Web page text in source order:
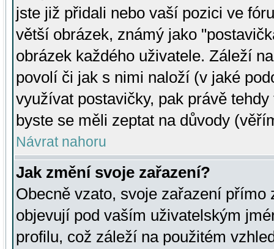
jste již přidali nebo vaší pozici ve
větší obrázek, známý jako
obrázek každého uživatele. Záleží
povolí či jak s nimi naloží (v jaké
využívat postavičky, pak právě
byste se měli zeptat na důvody
Návrat nahoru
Jak změní svoje zařazení?
Obecně vzato, svoje zařazení přímo
objevují pod vaším uživatelským
profilu, což záleží na použitém